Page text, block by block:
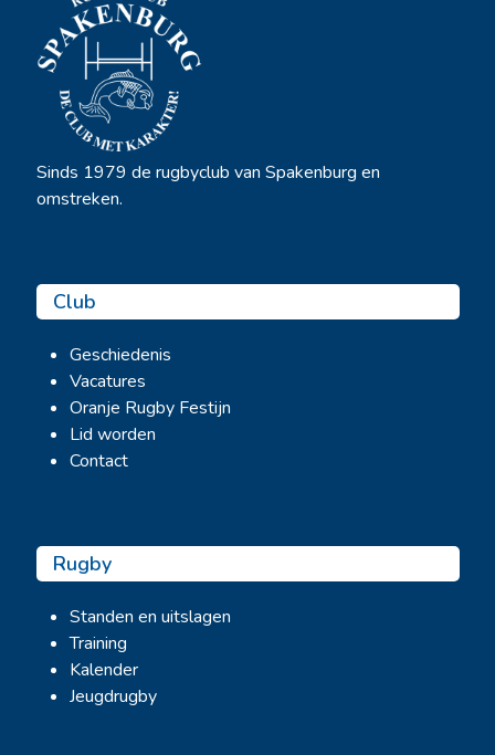
Sinds 1979 de rugbyclub van Spakenburg en
omstreken.
Club
Geschiedenis
Vacatures
Oranje Rugby Festijn
Lid worden
Contact
Rugby
Standen en uitslagen
Training
Kalender
Jeugdrugby